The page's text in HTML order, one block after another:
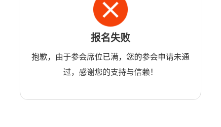
报名失败
抱歉，由于参会席位已满，您的参会申请未通
过，感谢您的支持与信赖！